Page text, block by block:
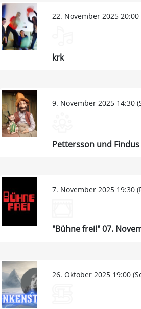
22. November 2025 20:00
krk
9. November 2025 14:30
Pettersson und
7. November 2025 19:30
"Bühne frei!" 07.
26. Oktober 2025 19:00